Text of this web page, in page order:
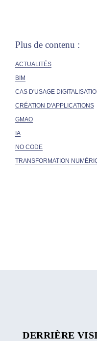
Plus de contenu :
ACTUALITÉS
BIM
CAS D'USAGE
CRÉATION D'APPLICATIONS
GMAO
IA
NO CODE
TRANSFORMATION
DERRIÈRE